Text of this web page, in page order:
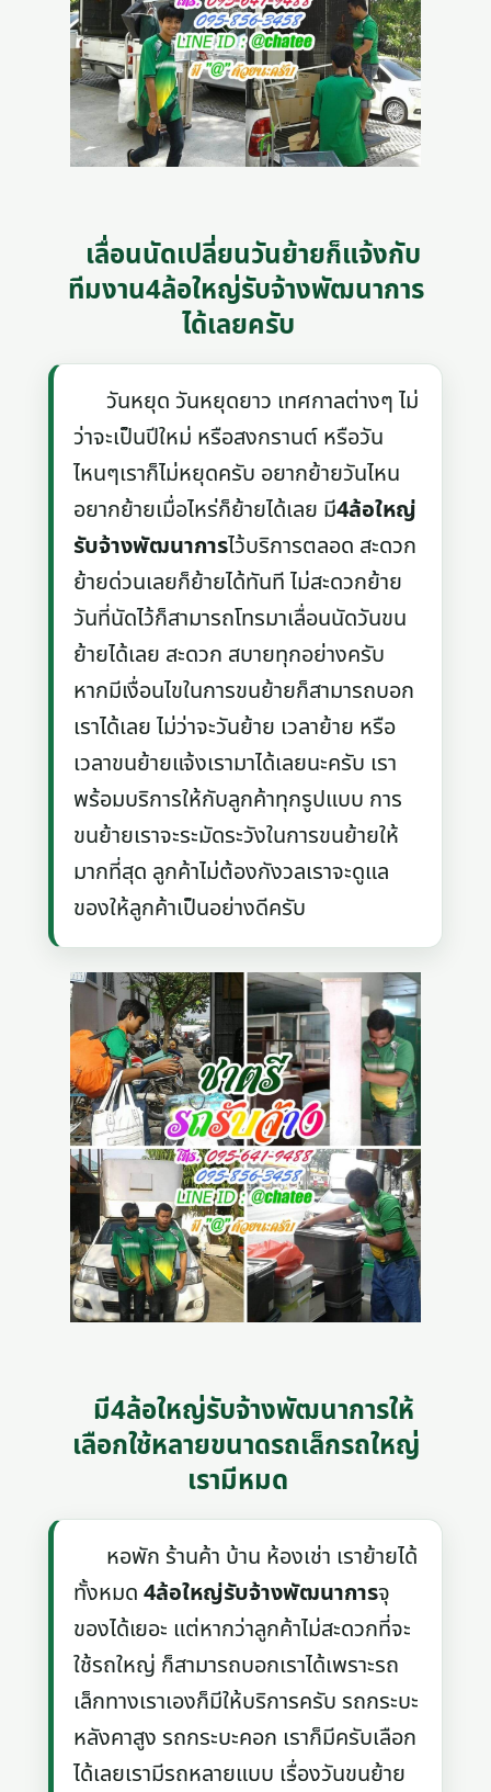
เลื่อนนัดเปลี่ยนวันย้ายก็แจ้งกับ
ทีมงาน4ล้อใหญ่รับจ้างพัฒนาการ
ได้เลยครับ
วันหยุด วันหยุดยาว เทศกาลต่างๆ ไม่
ว่าจะเป็นปีใหม่ หรือสงกรานต์ หรือวัน
ไหนๆเราก็ไม่หยุดครับ อยากย้ายวันไหน
อยากย้ายเมื่อไหร่ก็ย้ายได้เลย มี4ล้อใหญ่
รับจ้างพัฒนาการไว้บริการตลอด สะดวก
ย้ายด่วนเลยก็ย้ายได้ทันที ไม่สะดวกย้าย
วันที่นัดไว้ก็สามารถโทรมาเลื่อนนัดวันขน
ย้ายได้เลย สะดวก สบายทุกอย่างครับ
หากมีเงื่อนไขในการขนย้ายก็สามารถบอก
เราได้เลย ไม่ว่าจะวันย้าย เวลาย้าย หรือ
เวลาขนย้ายแจ้งเรามาได้เลยนะครับ เรา
พร้อมบริการให้กับลูกค้าทุกรูปแบบ การ
ขนย้ายเราจะระมัดระวังในการขนย้ายให้
มากที่สุด ลูกค้าไม่ต้องกังวลเราจะดูแล
ของให้ลูกค้าเป็นอย่างดีครับ
มี4ล้อใหญ่รับจ้างพัฒนาการให้
เลือกใช้หลายขนาดรถเล็กรถใหญ่
เรามีหมด
หอพัก ร้านค้า บ้าน ห้องเช่า เราย้ายได้
ทั้งหมด4ล้อใหญ่รับจ้างพัฒนาการจุ
ของได้เยอะ แต่หากว่าลูกค้าไม่สะดวกที่จะ
ใช้รถใหญ่ ก็สามารถบอกเราได้เพราะรถ
เล็กทางเราเองก็มีให้บริการครับ รถกระบะ
หลังคาสูง รถกระบะคอก เราก็มีครับเลือก
ได้เลยเรามีรถหลายแบบ เรื่องวันขนย้าย